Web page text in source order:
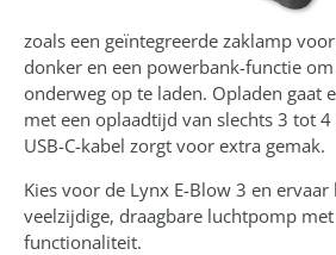
Daarnaast is de E-Blow 3 voorzien
zoals een geïntegreerde zaklamp
donker en een powerbank-functie
onderweg op te laden. Opladen gaat
met een oplaadtijd van slechts 3 tot
USB-C-kabel zorgt voor extra gemak.
Kies voor de Lynx E-Blow 3 en ervaar
veelzijdige, draagbare luchtpomp
functionaliteit.